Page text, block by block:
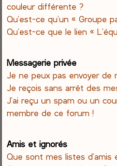
couleur différente ?
Qu’est-ce qu’un « Groupe
Qu’est-ce que le lien «
Messagerie privée
Je ne peux pas envoyer de
Je reçois sans arrêt des
J’ai reçu un spam ou un
membre de ce forum !
Amis et ignorés
Que sont mes listes d’amis